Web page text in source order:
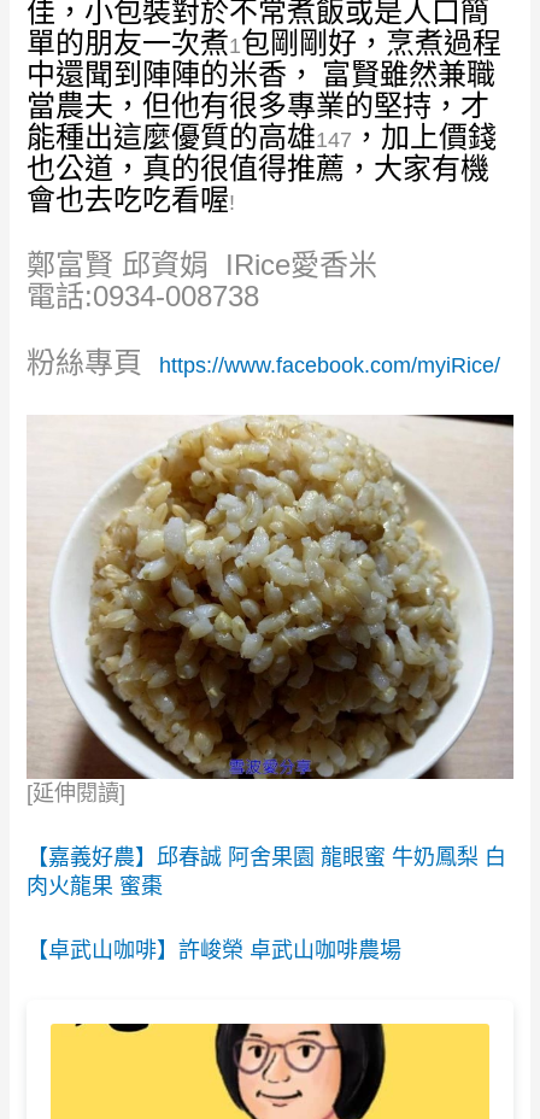
佳，小包裝對於不常煮飯或是人口簡
單的朋友一次煮1包剛剛好，烹煮過程
中還聞到陣陣的米香， 富賢雖然兼職
當農夫，但他有很多專業的堅持，才
能種出這麼優質的高雄147 ，加上價錢
也公道，真的很值得推薦，大家有機
會也去吃吃看喔!
鄭富賢 邱資娟 IRice愛香米
電話:0934-008738
粉絲專頁 https://www.facebook.com/myiRice/
[延伸閱讀]
【嘉義好農】邱春誠 阿舍果園 龍眼蜜 牛奶鳳梨 白
肉火龍果 蜜棗
【卓武山咖啡】許峻榮 卓武山咖啡農場